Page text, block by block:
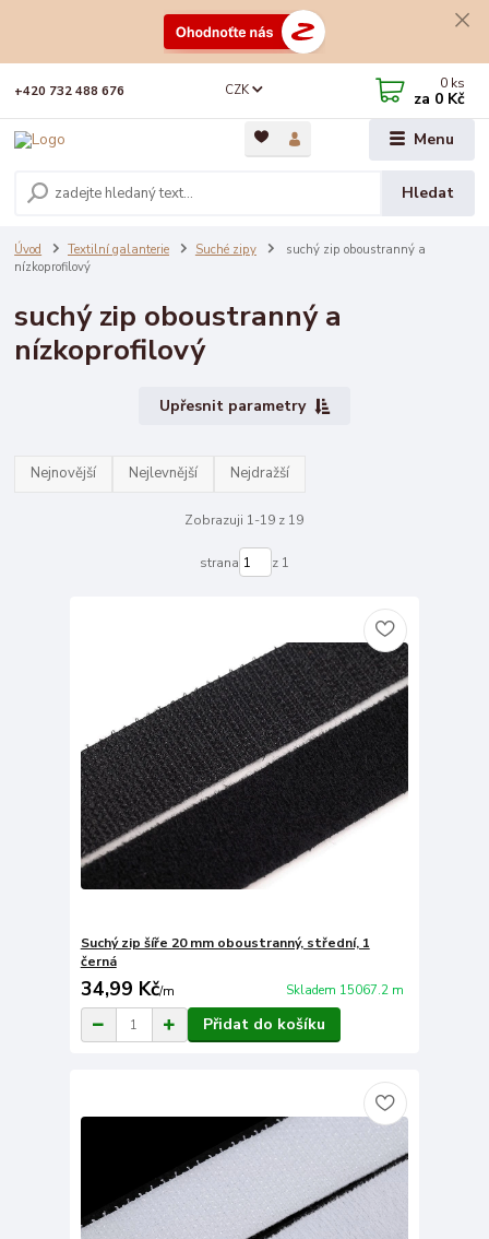
Menu
CZK
Hledat
+420 732 488 676 0 ks
za 0 Kč
Úvod Textilní galanterie Suché zipy
suchý zip oboustranný a
nízkoprofilový
suchý zip oboustranný a
nízkoprofilový
Upřesnit parametry
Nejnovější Nejlevnější Nejdražší
Zobrazuji 1-19 z 19
strana z 1
Suchý zip šíře 20 mm oboustranný, střední, 1
černá
34,99 Kč/m Skladem 15067.2 m
Přidat do košíku